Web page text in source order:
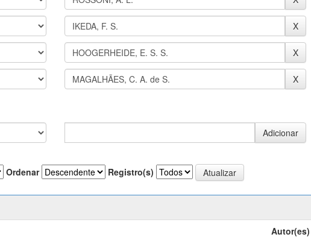
Ordenar Registro(s)
Autor(es)